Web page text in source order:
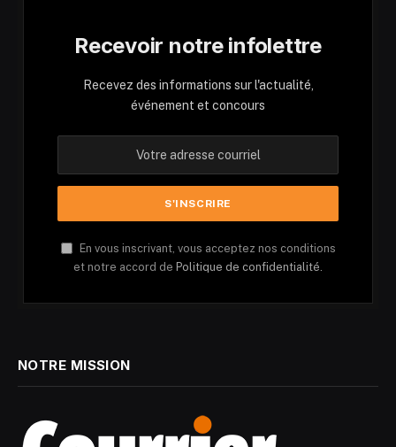
Recevoir notre infolettre
Recevez des informations sur l'actualité,
événement et concours
En vous inscrivant, vous acceptez nos conditions
et notre accord de Politique de confidentialité.
NOTRE MISSION